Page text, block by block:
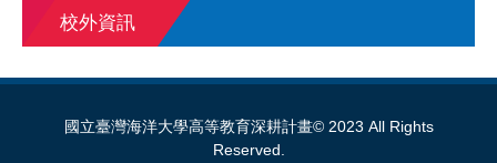
校外資訊
國立臺灣海洋大學高等教育深耕計畫© 2023 All Rights
Reserved.